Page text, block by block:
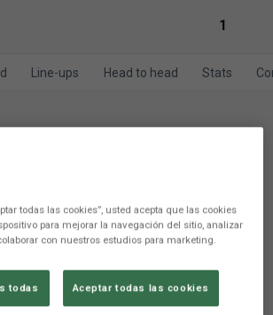
1
Line-ups Head to head Stats
todas las cookies”, usted acepta que las cookies
para mejorar la navegación del sitio, analizar
con nuestros estudios para marketing.
todas Aceptar todas las cookies